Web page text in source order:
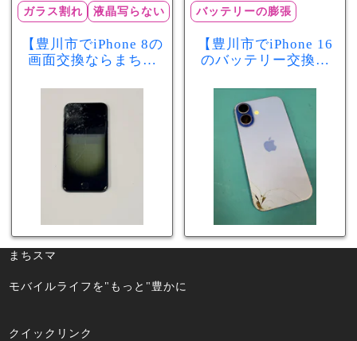
ガラス割れ 液晶写らない
【豊川市でiPhone 8の
画面交換ならまちス
れ・液晶不良も当日
60分で修理可能！
バッテリーの膨張
【豊川市でiPhone 16
のバッテリー交換な
少し膨張したバッテ
リーも当日90分で安
心修理！
まちスマ
モバイルライフを"もっと"豊かに
クイックリンク